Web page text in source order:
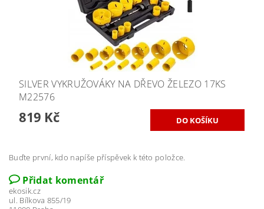
SILVER VYKRUŽOVÁKY NA DŘEVO ŽELEZO 17KS
M22576
819 Kč
Buďte první, kdo napíše příspěvek k této položce.
Přidat komentář
ekosik.cz
ul. Bílkova 855/19